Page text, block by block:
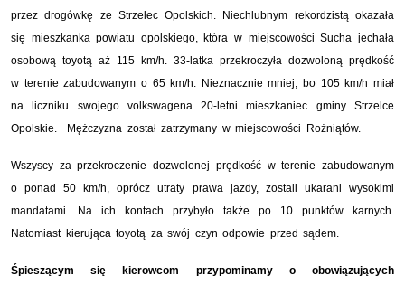
przez drogówkę ze Strzelec Opolskich. Niechlubnym rekordzistą okazała
się mieszkanka powiatu opolskiego, która w miejscowości Sucha jechała
osobową toyotą aż 115 km/h. 33-latka przekroczyła dozwoloną prędkość
w terenie zabudowanym o 65 km/h. Nieznacznie mniej, bo 105 km/h miał
na liczniku swojego volkswagena 20-letni mieszkaniec gminy Strzelce
Opolskie. Mężczyzna został zatrzymany w miejscowości Rożniątów.
Wszyscy za przekroczenie dozwolonej prędkość w terenie zabudowanym
o ponad 50 km/h, oprócz utraty prawa jazdy, zostali ukarani wysokimi
mandatami. Na ich kontach przybyło także po 10 punktów karnych.
Natomiast kierująca toyotą za swój czyn odpowie przed sądem.
Śpieszącym się kierowcom przypominamy o obowiązujących